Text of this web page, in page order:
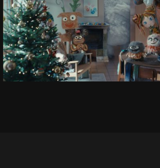
ŚWIĄTECZNA REKLAMA
ZOBACZ PROJEKT